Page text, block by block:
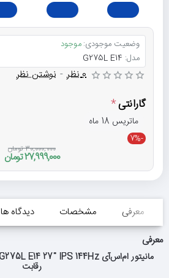
وضعیت موجودی:موجود
مدل: G275L E14
0 نظر - نوشتن نظر
گارانتی
ماتریس 18 ماه
-7%
27,999,000 تومان
30,000,000 تومان
معرفی مشخصات
دیدگاه ها
معرفی
رقابت